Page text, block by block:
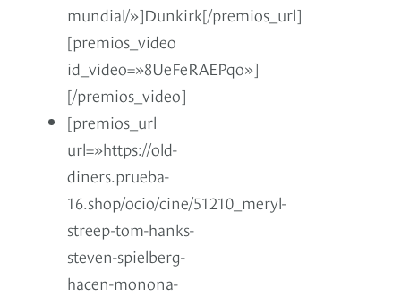
mundial/»]Dunkirk[/premios_url]
[premios_video
id_video=»8UeFeRAEPqo»]
[/premios_video]
[premios_url
url=»https://old-
diners.prueba-
16.shop/ocio/cine/51210_meryl-
streep-tom-hanks-
steven-spielberg-
hacen-monona-